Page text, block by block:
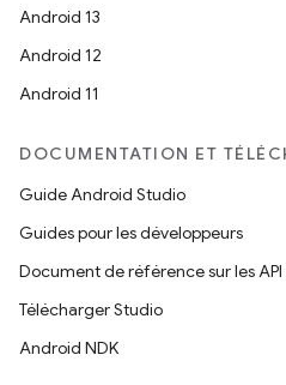
Android 13
Android 12
Android 11
DOCUMENTATION ET
Guide Android Studio
Guides pour les développeurs
Document de référence sur les API
Télécharger Studio
Android NDK